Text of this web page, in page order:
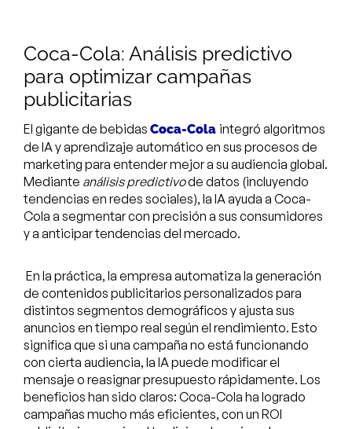
Coca-Cola: Análisis predictivo
para optimizar campañas
publicitarias
El gigante de bebidas Coca-Cola integró algoritmos
de IA y aprendizaje automático en sus procesos de
marketing para entender mejor a su audiencia global.
Mediante análisis predictivode datos (incluyendo
tendencias en redes sociales), la IA ayuda a Coca-
Cola a segmentar con precisión a sus consumidores
y a anticipar tendencias del mercado.
En la práctica, la empresa automatiza la generación
de contenidos publicitarios personalizados para
distintos segmentos demográficos y ajusta sus
anuncios en tiempo real según el rendimiento. Esto
significa que si una campaña no está funcionando
con cierta audiencia, la IA puede modificar el
mensaje o reasignar presupuesto rápidamente. Los
beneficios han sido claros: Coca-Cola ha logrado
campañas mucho más eficientes, con un ROI